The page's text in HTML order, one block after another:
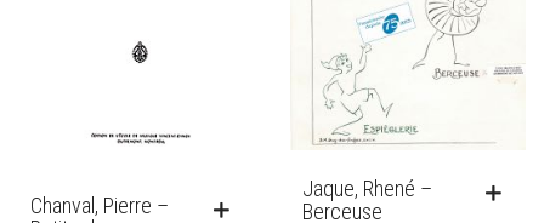
Chanval, Pierre –
Jaque, Rhené –
Berceuse